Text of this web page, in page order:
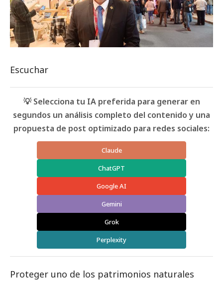
Escuchar
💡 Selecciona tu IA preferida para generar en
segundos un análisis completo del contenido y una
propuesta de post optimizado para redes sociales:
Claude
ChatGPT
Google AI
Gemini
Grok
Perplexity
Proteger uno de los patrimonios naturales